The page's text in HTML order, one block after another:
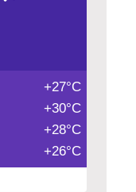
+27°C
+30°C
+28°C
+26°C